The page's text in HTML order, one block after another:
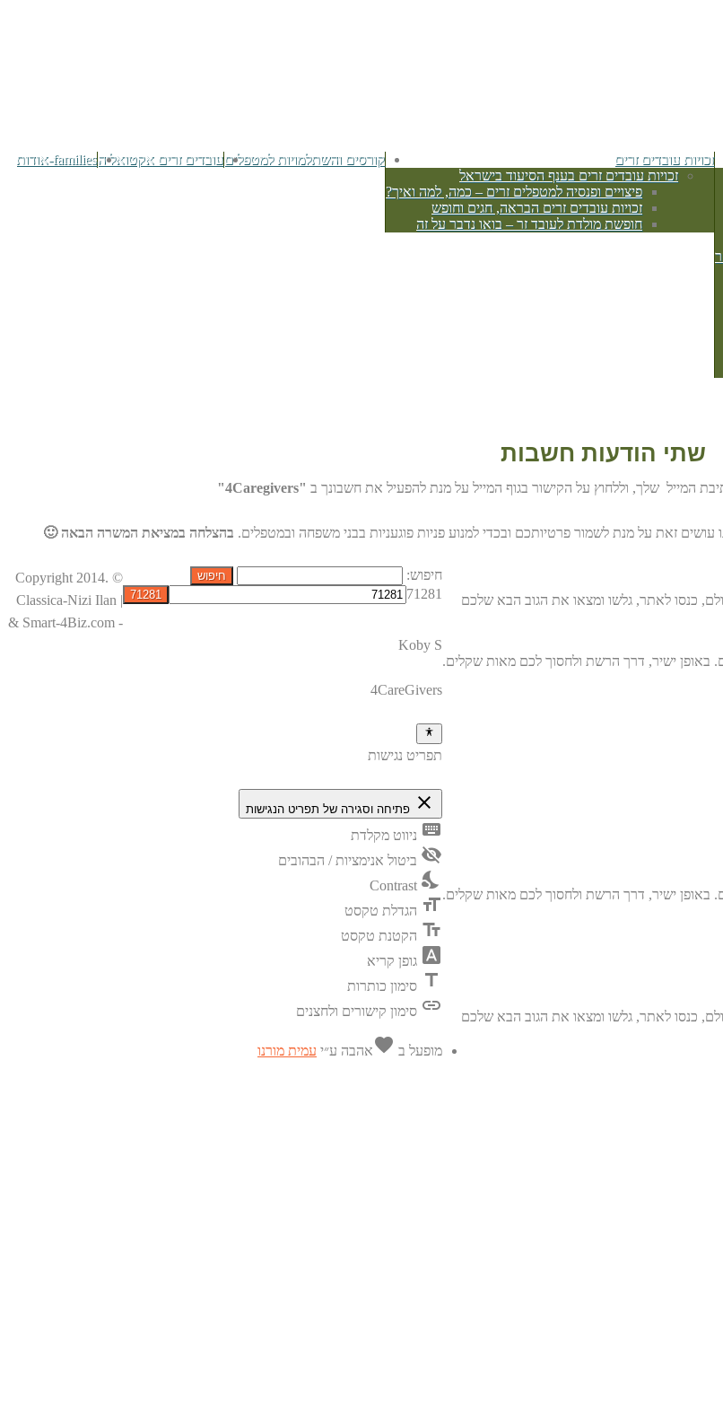
זכויות עובדים זרים
זכויות עובדים זרים בענף הסיעוד בישראל
פיצויים ופנסיה למטפלים זרים – כמה, למה ואיך?
זכויות עובדים זרים הבראה, חגים וחופש
חופשת מולדת לעובד זר – בואו נדבר על זה
קורסים והשתלמויות למטפליםעובדים זרים אקטואליהfamilies-אודות
שתי הודעות חשבות
המייל שלך, וללחוץ על הקישור בגוף המייל על מנת להפעיל את חשבונך ב "4Caregivers"
זאת על מנת לשמור פרטיותכם ובכדי למנוע פניות פוגעניות בבני משפחה ובמטפלים. בהצלחה במציאת המשרה הבאה 🙂
כנסו לאתר, גלשו ומצאו את הגוב הבא שלכם
חיפוש:
71281
כנסו לאתר, גלשו ומצאו את הגוב הבא שלכם
© Copyright 2014.
Classica-Nizi Ilan |
& Smart-4Biz.com -
Koby S
4CareGivers
תפריט נגישות
close פתיחה וסגירה של תפריט הנגישות
keyboard ניווט מקלדת
visibility_off ביטול אנימציות / הבהובים
nights_stay
Contrast
format_size הגדלת טקסט
text_fields הקטנת טקסט
font_download גופן קריא
title סימון כותרות
link סימון קישורים ולחצנים
מופעל ב favoriteאהבה ע״י עמית מורנו